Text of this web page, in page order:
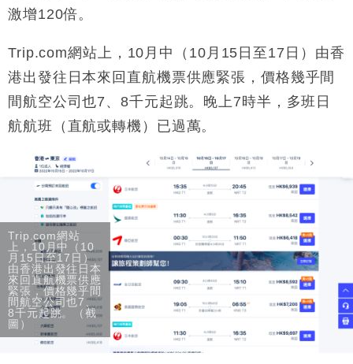
激增120倍。
Trip.com網站上，10月中（10月15日至17日）由香
港出發往日本來回直航機票供應緊張，價格幾乎間
間航空公司也7、8千元起跳。晚上7時半，多班日
航航班（直航或轉機）已過萬。
Trip.com網站
上，10月中（10
月15日至17日）
由香港出發往日本
來回直航機票供應
緊張，價格幾乎間
間航空公司也7、
8千元起跳。（截
圖）